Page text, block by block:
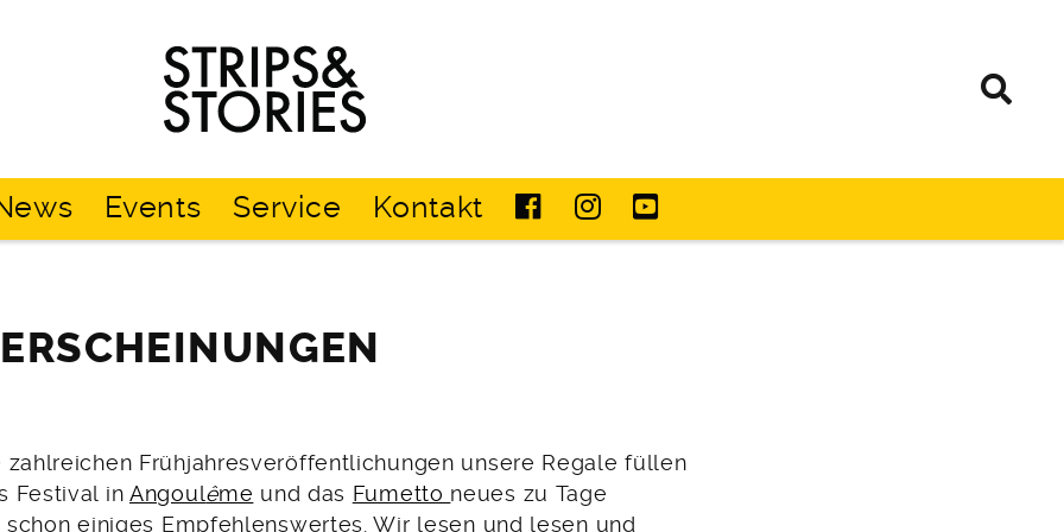
Strips
&
Stories
Events Service Kontakt
zahlreichen Frühjahresveröffentlichungen unsere Regale füllen
Festival inAngoulême und das Fumetto neues zu Tage
einiges Empfehlenswertes. Wir lesen und lesen und